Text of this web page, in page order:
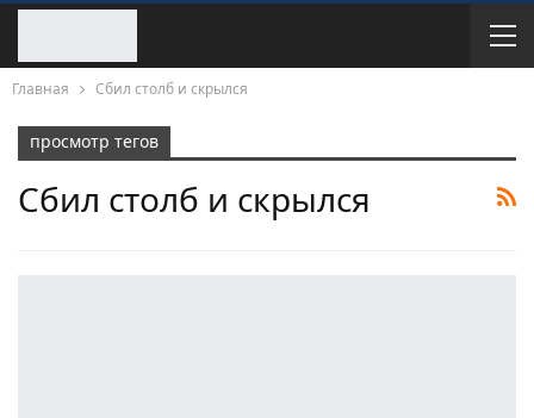
Главная Сбил столб и скрылся
просмотр тегов
Сбил столб и скрылся